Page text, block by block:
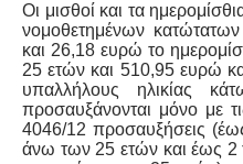
Οι μισθοί και τα
νομοθετημένων
και 26,18 ευρώ το
25 ετών και 510,95 ευρώ
υπαλλήλους ηλικίας
προσαυξάνονται μόνο με
4046/12 προσαυξήσεις
άνω των 25 ετών και έως 2